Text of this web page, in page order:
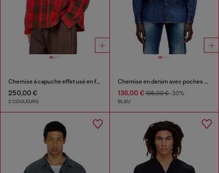
Chemise à capuche effet usé en flanelle à carreaux
250,00 €
2 COULEURS
Chemise en denim avec poches plaquées
136,00 €195,00 €-30%
BLEU